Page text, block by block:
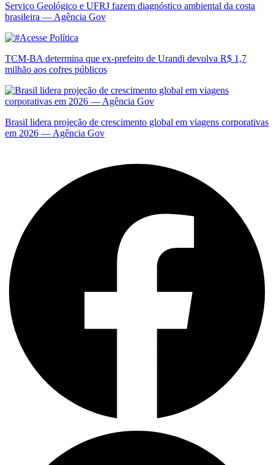
Serviço Geológico e UFRJ fazem diagnóstico ambiental da costa
brasileira — Agência Gov
TCM-BA determina que ex-prefeito de Urandi devolva R$ 1,7
milhão aos cofres públicos
Brasil lidera projeção de crescimento global em viagens corporativas
em 2026 — Agência Gov